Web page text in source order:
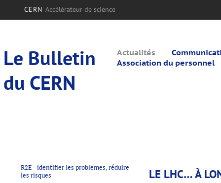
CERN Accélérateur de science
Le Bulletin
du CERN
Actualités
Association du personnel
R2E - identifier les problèmes, réduire
les risques
LE LHC… À